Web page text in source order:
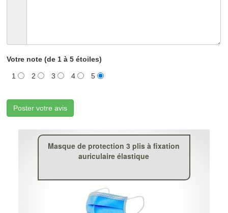
Votre note (de 1 à 5 étoiles)
1 2 3 4 5
Poster votre avis
Masque de protection 3 plis à fixation
auriculaire élastique